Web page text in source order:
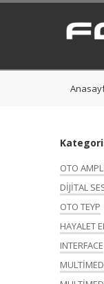
OTO
DİJİTAL
OTO TEYP
HAYALET
INTERFACE